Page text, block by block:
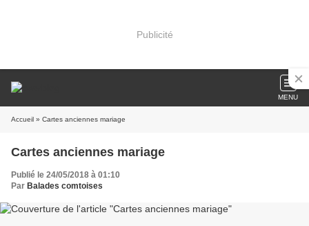
Publicité
MENU
Accueil » Cartes anciennes mariage
Cartes anciennes mariage
Publié le 24/05/2018 à 01:10
Par Balades comtoises